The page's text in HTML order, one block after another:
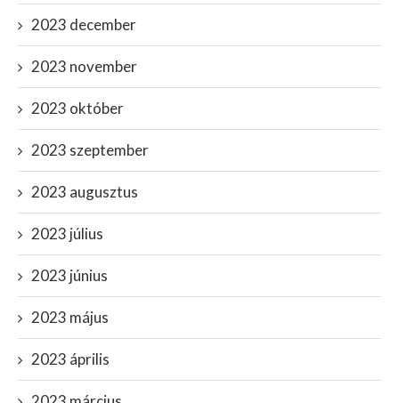
2023 december
2023 november
2023 október
2023 szeptember
2023 augusztus
2023 július
2023 június
2023 május
2023 április